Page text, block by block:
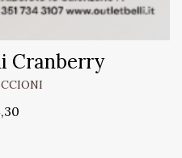
Cranberry